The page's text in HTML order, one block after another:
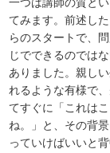
てみます。前述し
らのスタートで、
じでできるのでは
ありました。親し
れるような有様で
てすぐに「これは
ね。」と、その背
っていけばいいと